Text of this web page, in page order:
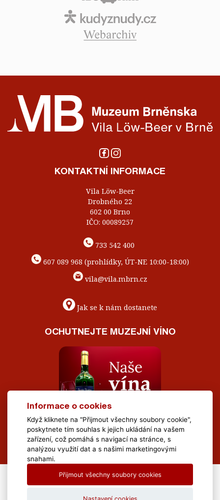
KONTAKTNÍ INFORMACE
Vila Löw-Beer
Drobného 22
602 00 Brno
IČO: 00089257
733 542 400
607 089 968 (prohlídky, ÚT-NE 10:00-18:00)
vila@vila.mbrn.cz
Jak se k nám dostanete
OCHUTNEJTE MUZEJNÍ VÍNO
All Rights Reserved Muzeum Brněnska © 2020, Webdesign by
Informace o cookies
Když kliknete na "Přijmout všechny soubory cookie",
poskytnete tím souhlas k jejich ukládání na vašem
zařízení, což pomáhá s navigací na stránce, s
analýzou využití dat a s našimi marketingovými
snahami.
Přijmout všechny soubory cookies